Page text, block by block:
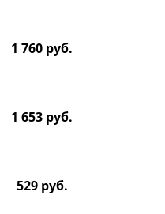
1 760 руб.
1 653 руб.
529 руб.